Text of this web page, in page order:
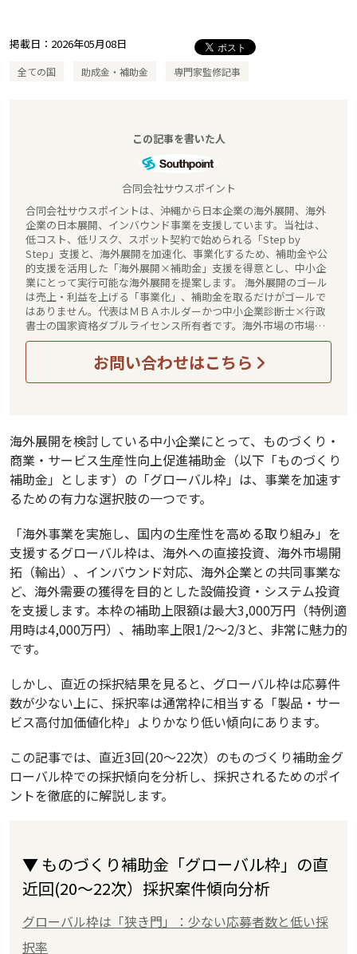
掲載日： 2026年05月08日
全ての国 助成金・補助金 専門家監修記事
この記事を書いた人
合同会社サウスポイント
合同会社サウスポイントは、沖縄から日本企業の海外展開、海外
企業の日本展開、インバウンド事業を支援しています。当社は、
低コスト、低リスク、スポット契約で始められる「Step by
Step」支援と、海外展開を加速化、事業化するため、補助金や公
的支援を活用した「海外展開×補助金」支援を得意とし、中小企
業にとって実行可能な海外展開を提案します。 海外展開のゴール
は売上・利益を上げる「事業化」、補助金を取るだけがゴールで
はありません。代表はＭＢＡホルダーかつ中小企業診断士×行政
書士の国家資格ダブルライセンス所有者です。海外市場の市場調
査、事業計画作りから法務、許認可申請、補助金申請、資金調
達、海外展開実務支援、事業化・収益化まで、貴社の海外展開を
ワンストップで伴走型でサポートさせていただきます。
お問い合わせはこちら
海外展開を検討している中小企業にとって、ものづくり・
商業・サービス生産性向上促進補助金（以下「ものづくり
補助金」とします）の「グローバル枠」は、事業を加速す
るための有力な選択肢の一つです。
「海外事業を実施し、国内の生産性を高める取り組み」を
支援するグローバル枠は、海外への直接投資、海外市場開
拓（輸出）、インバウンド対応、海外企業との共同事業な
ど、海外需要の獲得を目的とした設備投資・システム投資
を支援します。本枠の補助上限額は最大3,000万円（特例適
用時は4,000万円）、補助率上限1/2～2/3と、非常に魅力的
です。
しかし、直近の採択結果を見ると、グローバル枠は応募件
数が少ない上に、採択率は通常枠に相当する「製品・サー
ビス高付加価値化枠」よりかなり低い傾向にあります。
この記事では、直近3回(20～22次）のものづくり補助金グ
ローバル枠での採択傾向を分析し、採択されるためのポイ
ントを徹底的に解説します。
▼ ものづくり補助金「グローバル枠」の直
近回(20～22次）採択案件傾向分析
グローバル枠は「狭き門」：少ない応募者数と低い採
択率